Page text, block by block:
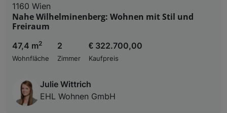
1160 Wien
Nahe Wilhelminenberg: Wohnen mit Stil und
Freiraum
47,4 m2
Wohnfläche
2
Zimmer
€ 322.700,00
Kaufpreis
Julie Wittrich
EHL Wohnen GmbH